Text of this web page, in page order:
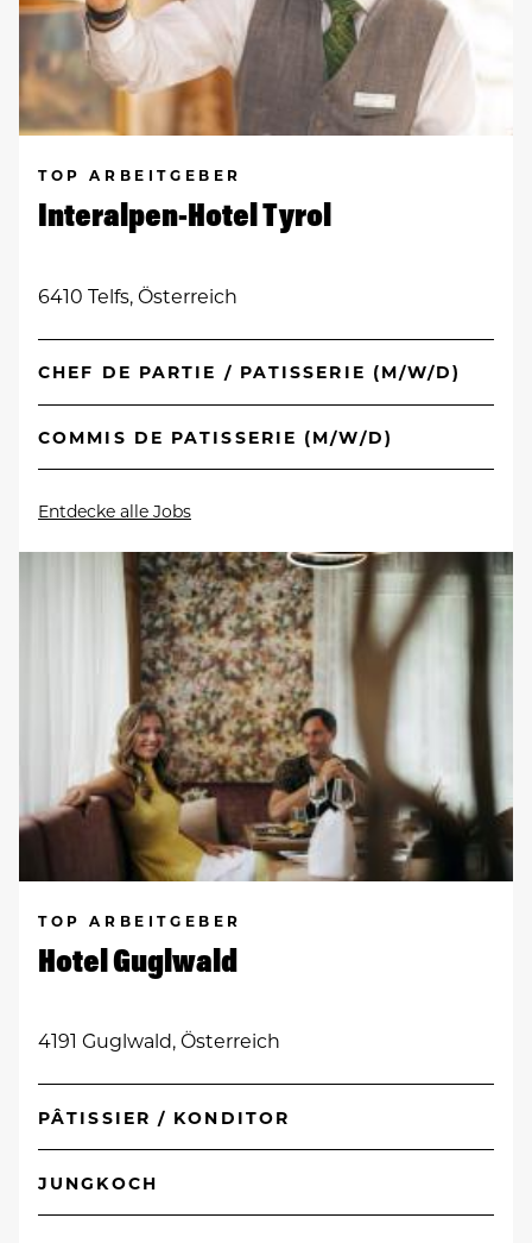
TOP ARBEITGEBER
Interalpen-Hotel Tyrol
6410 Telfs, Österreich
CHEF DE PARTIE / PATISSERIE (M/W/D)
COMMIS DE PATISSERIE (M/W/D)
Entdecke alle Jobs
TOP ARBEITGEBER
Hotel Guglwald
4191 Guglwald, Österreich
PÂTISSIER / KONDITOR
JUNGKOCH